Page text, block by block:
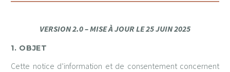
VERSION 2.0 – MISE À JOUR LE 25 JUIN 2025
1. OBJET
Cette notice d’information et de consentement concernent